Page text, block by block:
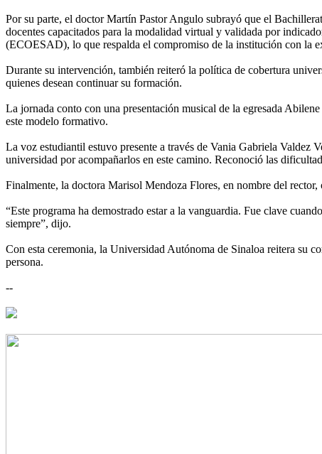
Por su parte, el doctor Martín Pastor Angulo subrayó que el
docentes capacitados para la modalidad virtual y validada por
(ECOESAD), lo que respalda el compromiso de la institución con la
Durante su intervención, también reiteró la política de cobertura
quienes desean continuar su formación.
La jornada conto con una presentación musical de la egresada
este modelo formativo.
La voz estudiantil estuvo presente a través de Vania Gabriela Valdez
universidad por acompañarlos en este camino. Reconoció las
Finalmente, la doctora Marisol Mendoza Flores, en nombre del
“Este programa ha demostrado estar a la vanguardia. Fue clave
siempre”, dijo.
Con esta ceremonia, la Universidad Autónoma de Sinaloa reitera su
persona.
--